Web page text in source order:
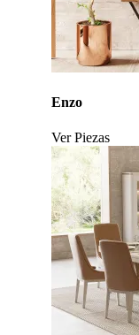
Enzo
Ver Piezas